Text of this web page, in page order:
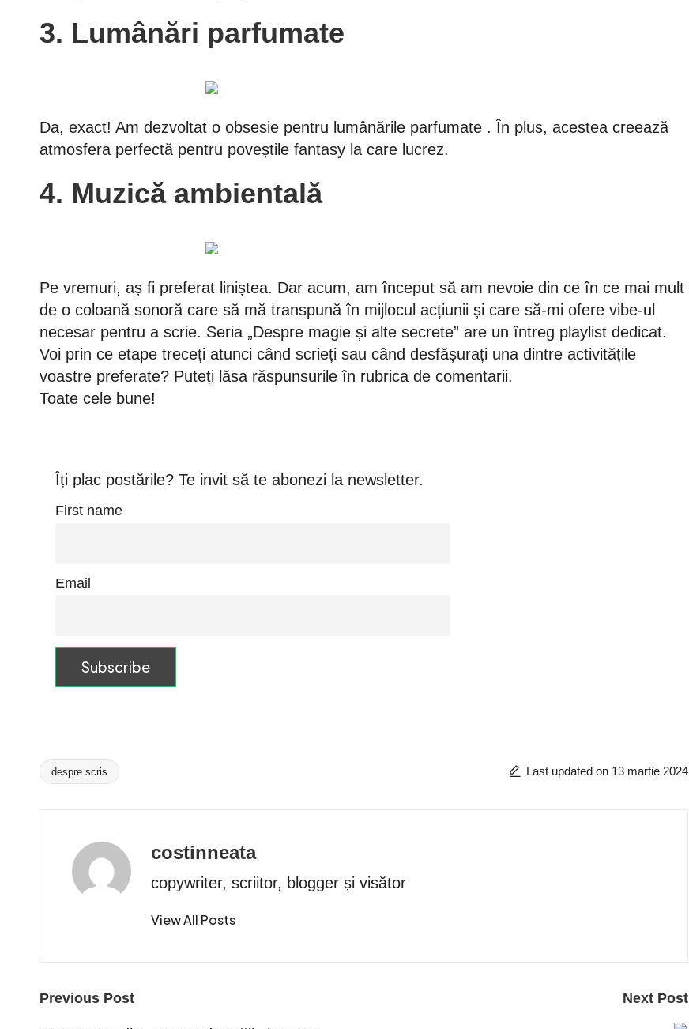
3. Lumânări parfumate
Da, exact! Am dezvoltat o obsesie pentru lumânările parfumate . În plus, acestea creează
atmosfera perfectă pentru poveștile fantasy la care lucrez.
4. Muzică ambientală
Pe vremuri, aș fi preferat liniștea. Dar acum, am început să am nevoie din ce în ce mai mult
de o coloană sonoră care să mă transpună în mijlocul acțiunii și care să-mi ofere vibe-ul
necesar pentru a scrie. Seria „Despre magie și alte secrete” are un întreg playlist dedicat.
Voi prin ce etape treceți atunci când scrieți sau când desfășurați una dintre activitățile
voastre preferate? Puteți lăsa răspunsurile în rubrica de comentarii.
Toate cele bune!
Îți plac postările? Te invit să te abonezi la newsletter.
First name
Email
Tags:
despre scris Last updated on 13 martie 2024
costinneata
copywriter, scriitor, blogger și visător
View All Posts
Post
Previous Post Next Post